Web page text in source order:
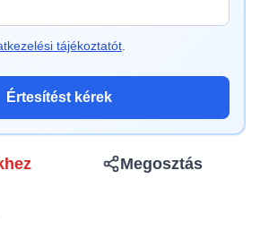
tájékoztatót
Értesítést kérek
Megosztás